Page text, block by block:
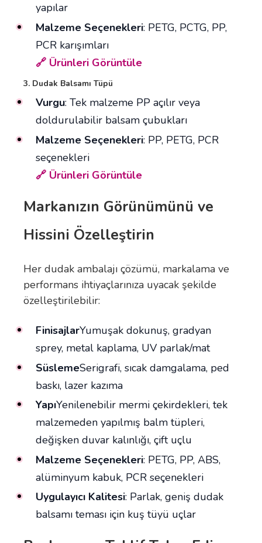
yapılar
Malzeme Seçenekleri: PETG, PCTG, PP,
PCR karışımları
🔗 Ürünleri Görüntüle
3. Dudak Balsamı Tüpü
Vurgu: Tek malzeme PP açılır veya
doldurulabilir balsam çubukları
Malzeme Seçenekleri: PP, PETG, PCR
seçenekleri
🔗 Ürünleri Görüntüle
Markanızın Görünümünü ve
Hissini Özelleştirin
Her dudak ambalajı çözümü, markalama ve
performans ihtiyaçlarınıza uyacak şekilde
özelleştirilebilir:
FinisajlarYumuşak dokunuş, gradyan
sprey, metal kaplama, UV parlak/mat
SüslemeSerigrafi, sıcak damgalama, ped
baskı, lazer kazıma
YapıYenilenebilir mermi çekirdekleri, tek
malzemeden yapılmış balm tüpleri,
değişken duvar kalınlığı, çift uçlu
Malzeme Seçenekleri: PETG, PP, ABS,
alüminyum kabuk, PCR seçenekleri
Uygulayıcı Kalitesi: Parlak, geniş dudak
balsamı teması için kuş tüyü uçlar